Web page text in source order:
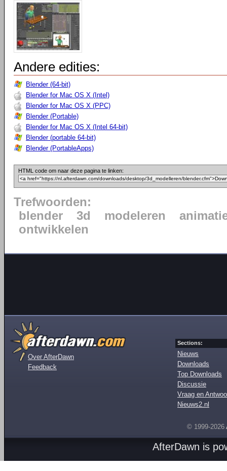
Andere edities:
Blender (64-bit)
Blender for Mac OS X (Intel)
Blender for Mac OS X (PPC)
Blender (Portable)
Blender for Mac OS X (Intel 64-bit)
Blender (portable 64-bit)
Blender (PortableApps)
HTML code om naar deze pagina te linken:
Trefwoorden:
blender
3d modeleren
ontwikkelen
Over AfterDawn
Feedback
Sections:
Nieuws
Downloads
Top Downloads
Discussie
Vraag en
Nieuws2.nl
© 1999-2026
AfterDawn is